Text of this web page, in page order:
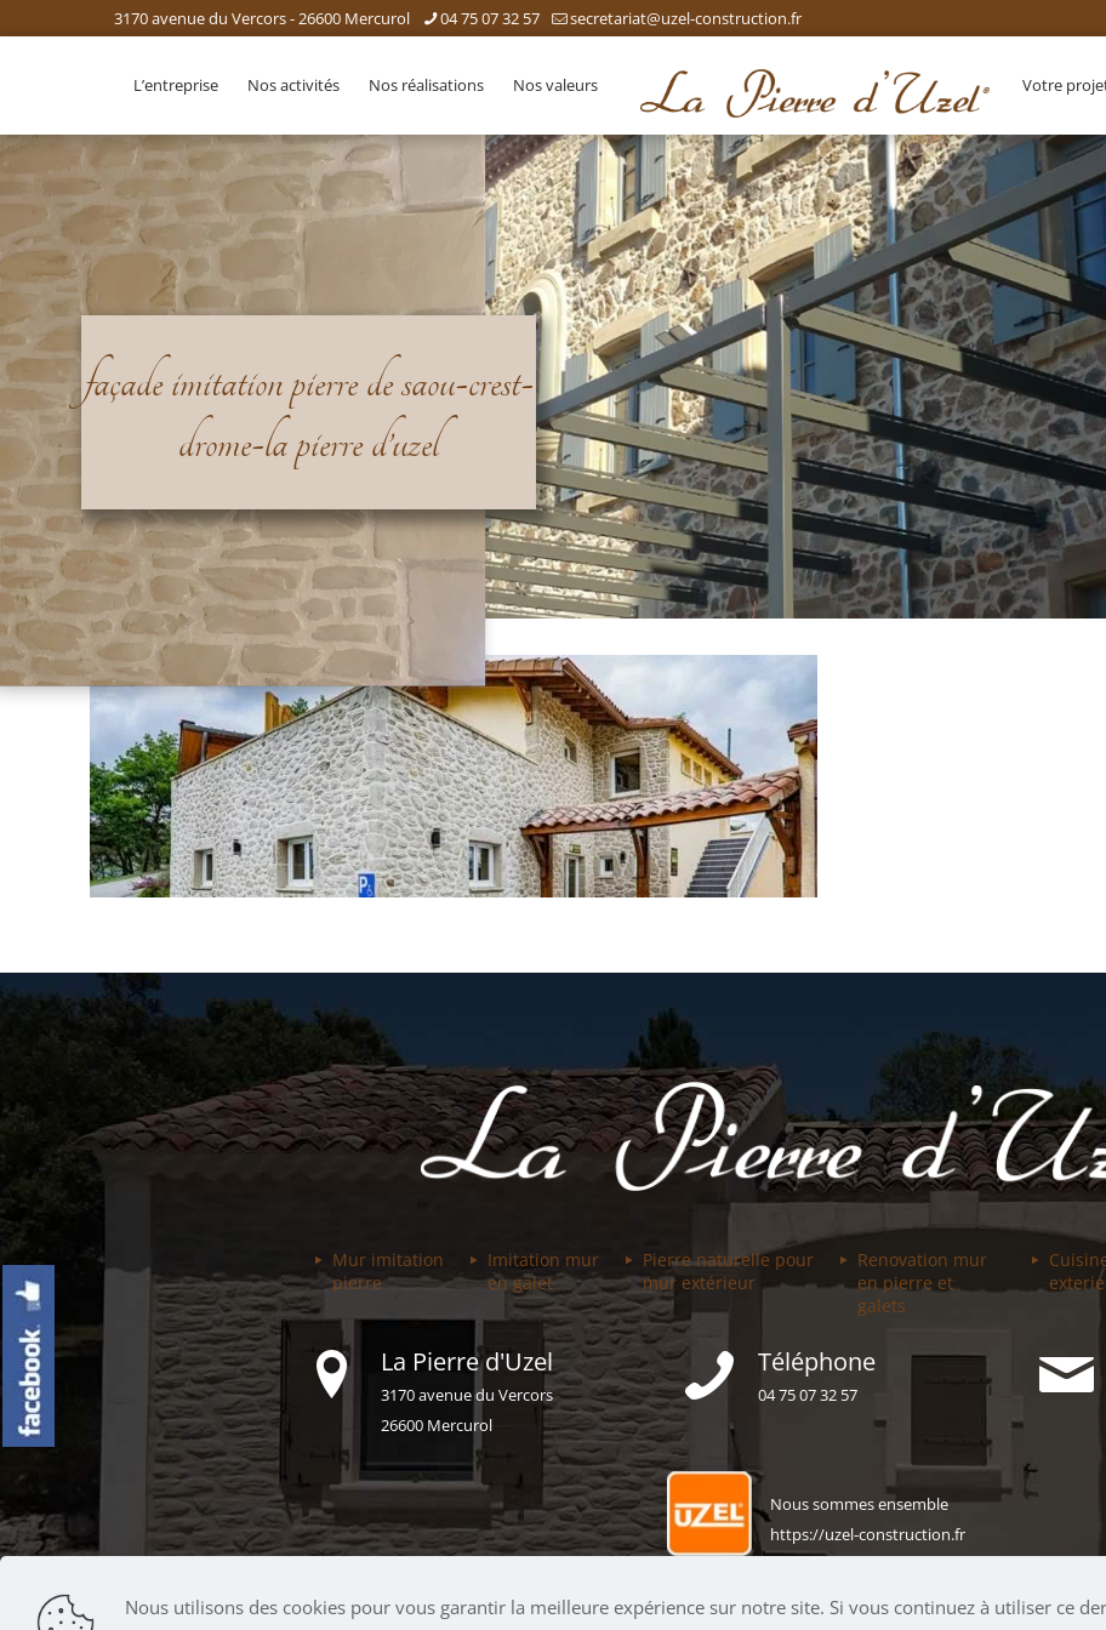
3170 avenue du Vercors - 26600 Mercurol 04 75 07 32 57 secretariat@uzel-construction.fr
L’entreprise Nos activités Nos réalisations Nos valeurs Votre
façade imitation pierre de saou-crest-
drome-la pierre d’uzel
Mur imitation
pierre
Imitation mur
en galet
Pierre naturelle pour
mur extérieur
Renovation mur
en pierre et
galets
La Pierre d'Uzel
3170 avenue du Vercors
26600 Mercurol
Téléphone
04 75 07 32 57
Nous sommes ensemble
https://uzel-construction.fr
Nous utilisons des cookies pour vous garantir la meilleure expérience sur notre site. Si vous continuez à utiliser ce